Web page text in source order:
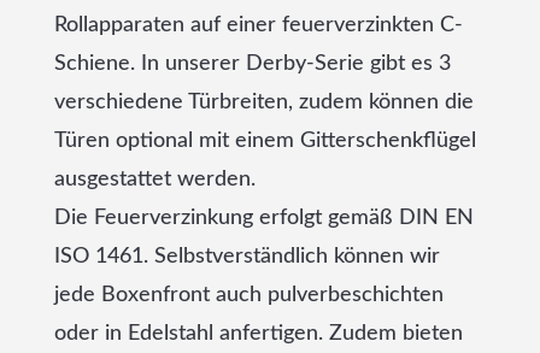
Rollapparaten auf einer feuerverzinkten C-
Schiene. In unserer Derby-Serie gibt es 3
verschiedene Türbreiten, zudem können die
Türen optional mit einem Gitterschenkflügel
ausgestattet werden.
Die Feuerverzinkung erfolgt gemäß DIN EN
ISO 1461. Selbstverständlich können wir
jede Boxenfront auch pulverbeschichten
oder in Edelstahl anfertigen. Zudem bieten